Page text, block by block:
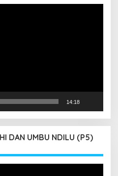
14:18
DAN UMBU NDILU (P5)